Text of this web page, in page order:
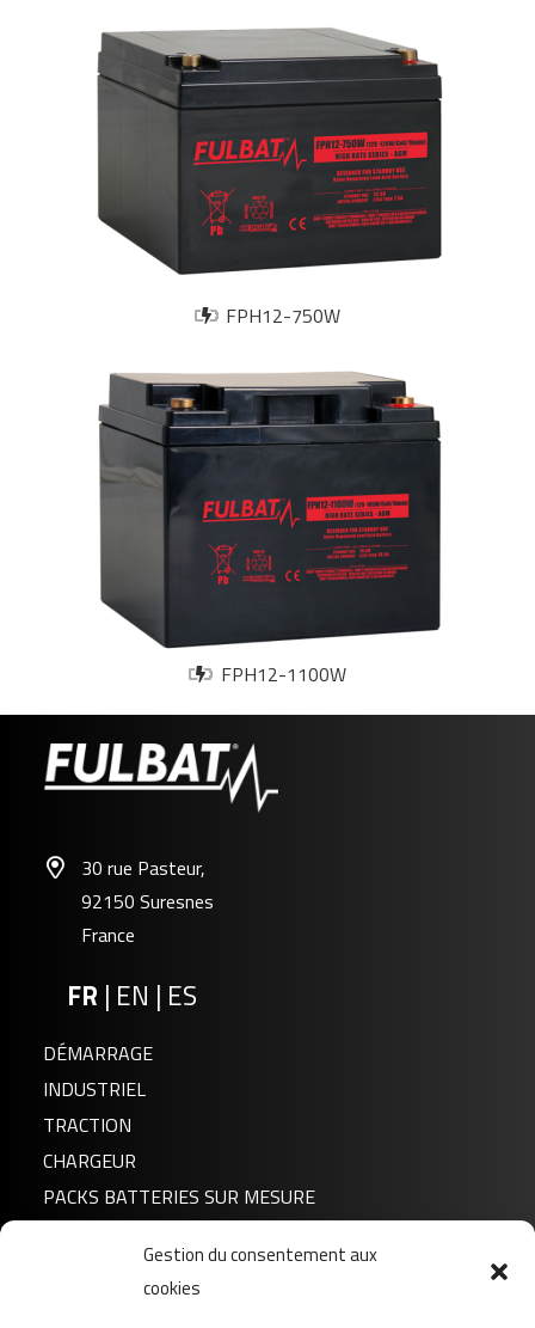
Gestion du consentement aux
cookies
FPH12-750W
FPH12-1100W
30 rue Pasteur,
92150 Suresnes
France
FR | EN | ES
DÉMARRAGE
INDUSTRIEL
TRACTION
CHARGEUR
PACKS BATTERIES SUR MESURE
A propos de nous